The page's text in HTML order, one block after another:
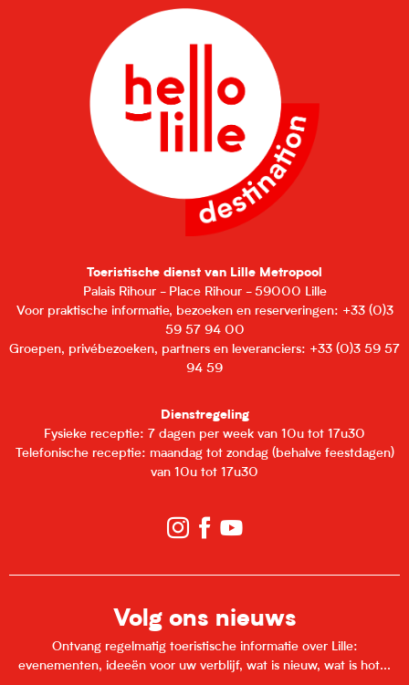
Toeristische dienst van Lille Metropool
Palais Rihour - Place Rihour - 59000 Lille
Voor praktische informatie, bezoeken en reserveringen: +33 (0)3
59 57 94 00
Groepen, privébezoeken, partners en leveranciers: +33 (0)3 59 57
94 59
Dienstregeling
Fysieke receptie: 7 dagen per week van 10u tot 17u30
Telefonische receptie: maandag tot zondag (behalve feestdagen)
van 10u tot 17u30
Volg ons nieuws
Ontvang regelmatig toeristische informatie over Lille:
evenementen, ideeën voor uw verblijf, wat is nieuw, wat is hot...